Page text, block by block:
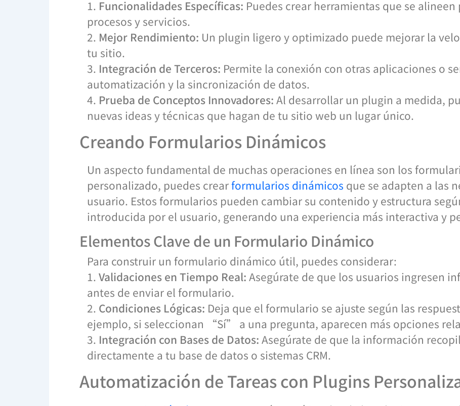
1. Funcionalidades Específicas: Puedes crear herramientas que se
procesos y servicios.
2. Mejor Rendimiento: Un plugin ligero y optimizado puede mejorar la
tu sitio.
3. Integración de Terceros: Permite la conexión con otras aplicaciones o
automatización y la sincronización de datos.
4. Prueba de Conceptos Innovadores: Al desarrollar un plugin a medida,
nuevas ideas y técnicas que hagan de tu sitio web un lugar único.
Creando Formularios Dinámicos
Un aspecto fundamental de muchas operaciones en línea son los
personalizado, puedes crearformularios dinámicos que se adapten a las
usuario. Estos formularios pueden cambiar su contenido y estructura
introducida por el usuario, generando una experiencia más interactiva y
Elementos Clave de un Formulario Dinámico
Para construir un formulario dinámico útil, puedes considerar:
1. Validaciones en Tiempo Real: Asegúrate de que los usuarios ingresen
antes de enviar el formulario.
2. Condiciones Lógicas: Deja que el formulario se ajuste según las
ejemplo, si seleccionan “Sí” a una pregunta, aparecen más opciones
3. Integración con Bases de Datos: Asegúrate de que la información
directamente a tu base de datos o sistemas CRM.
Automatización de Tareas con Plugins